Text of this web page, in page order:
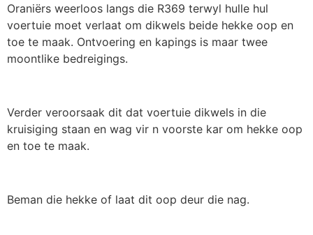
Oraniërs weerloos langs die R369 terwyl hulle hul
voertuie moet verlaat om dikwels beide hekke oop en
toe te maak. Ontvoering en kapings is maar twee
moontlike bedreigings.
Verder veroorsaak dit dat voertuie dikwels in die
kruisiging staan en wag vir n voorste kar om hekke oop
en toe te maak.
Beman die hekke of laat dit oop deur die nag.